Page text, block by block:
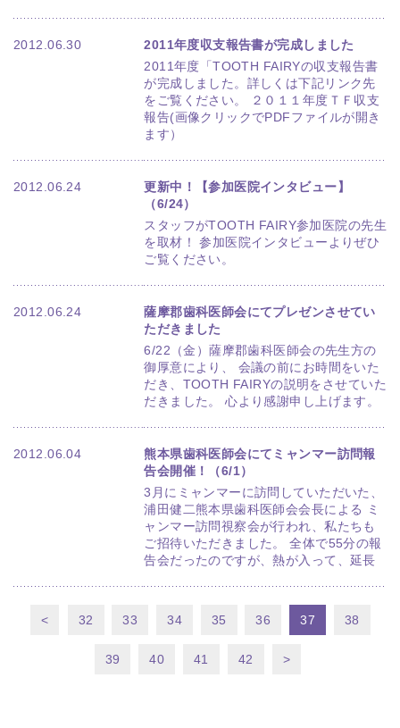
2012.06.30
2011年度収支報告書が完成しました
2011年度「TOOTH FAIRYの収支報告書
が完成しました。詳しくは下記リンク先
をご覧ください。 ２０１１年度ＴＦ収支
報告(画像クリックでPDFファイルが開き
ます）
2012.06.24
更新中！【参加医院インタビュー】
（6/24）
スタッフがTOOTH FAIRY参加医院の先生
を取材！ 参加医院インタビューよりぜひ
ご覧ください。
2012.06.24
薩摩郡歯科医師会にてプレゼンさせてい
ただきました
6/22（金）薩摩郡歯科医師会の先生方の
御厚意により、 会議の前にお時間をいた
だき、TOOTH FAIRYの説明をさせていた
だきました。 心より感謝申し上げます。
2012.06.04
熊本県歯科医師会にてミャンマー訪問報
告会開催！（6/1）
3月にミャンマーに訪問していただいた、
浦田健二熊本県歯科医師会会長による ミ
ャンマー訪問視察会が行われ、私たちも
ご招待いただきました。 全体で55分の報
告会だったのですが、熱が入って、延長
< 32 33 34 35 36 37 38
39 40 41 42 >